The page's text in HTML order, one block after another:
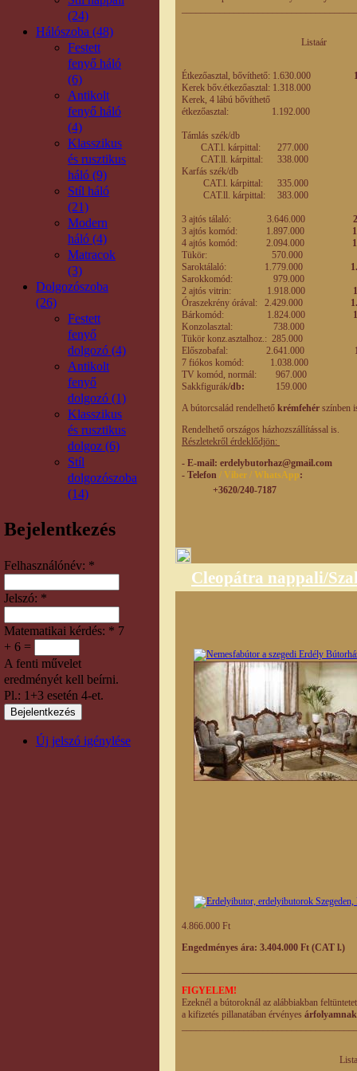
(24)
Hálószoba (48)
Festett
fenyő háló
(6)
Antikolt
fenyő háló
(4)
Klasszikus
és rusztikus
háló (9)
Stíl háló
(21)
Modern
háló (4)
Matracok
(3)
Dolgozószoba
(26)
Festett
fenyő
dolgozó (4)
Antikolt
fenyő
dolgozó (1)
Klasszikus
és rusztikus
dolgoz (6)
Stíl
dolgozószoba
(14)
Bejelentkezés
Felhasználónév: *
Jelszó: *
Matematikai kérdés: * 7
+ 6 =
A fenti művelet
eredményét kell beírni.
Pl.: 1+3 esetén 4-et.
Új jelszó igénylése
Listaár
Étkezőasztal, bővíthető: 1.630.000
Kerek bőv.étkezőasztal:
Kerek, 4 lábú bővíthető
étkezőasztal:
Támlás szék/db
CAT.l. kárpittal: 277.000
CAT.ll. kárpittal: 338.000
Karfás szék/db
CAT.l. kárpittal: 335.000
CAT.ll. kárpittal: 383.000
3 ajtós tálaló: 3.646.000
3 ajtós komód: 1.897.000
4 ajtós komód: 2.094.000
Tükör:
Saroktálaló: 1.779.000
Sarokkomód: 979.000
2 ajtós vitrin: 1.918.000
Óraszekrény órával: 2.429.000
Bárkomód: 1.824.000
Konzolasztal:
Tükör konz.asztalhoz.:
Előszobafal: 2.641.000
7 fiókos komód:
TV komód, normál:
Sakkfigurák/db:
A bútorcsalád rendelhető krémfehér színben
Rendelhető országos házhozszállítással is.
Részletekről érdeklődjön:
- E-mail: erdelybutorhaz@gmail.com
- Telefon / Viber / WhatsApp:
+3620/240-7187
Cleopátra nappali/
4.866.000 Ft
Engedményes ára: 3.404.000 Ft (CAT l.)
FIGYELEM!
Ezeknél a bútoroknál az alábbiakban
a kifizetés pillanatában érvényes
Listaár